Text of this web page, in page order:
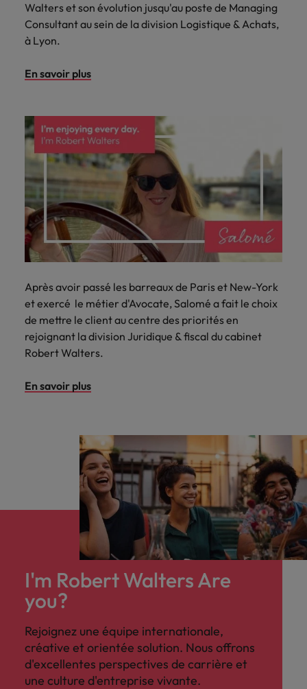
Walters et son évolution jusqu'au poste de Managing
Consultant au sein de la division Logistique & Achats,
à Lyon.
En savoir plus
Après avoir passé les barreaux de Paris et New-York
et exercé le métier d'Avocate, Salomé a fait le choix
de mettre le client au centre des priorités en
rejoignant la division Juridique & fiscal du cabinet
Robert Walters.
En savoir plus
I'm Robert Walters Are
you?
Rejoignez une équipe internationale,
créative et orientée solution. Nous offrons
d'excellentes perspectives de carrière et
une culture d'entreprise vivante.